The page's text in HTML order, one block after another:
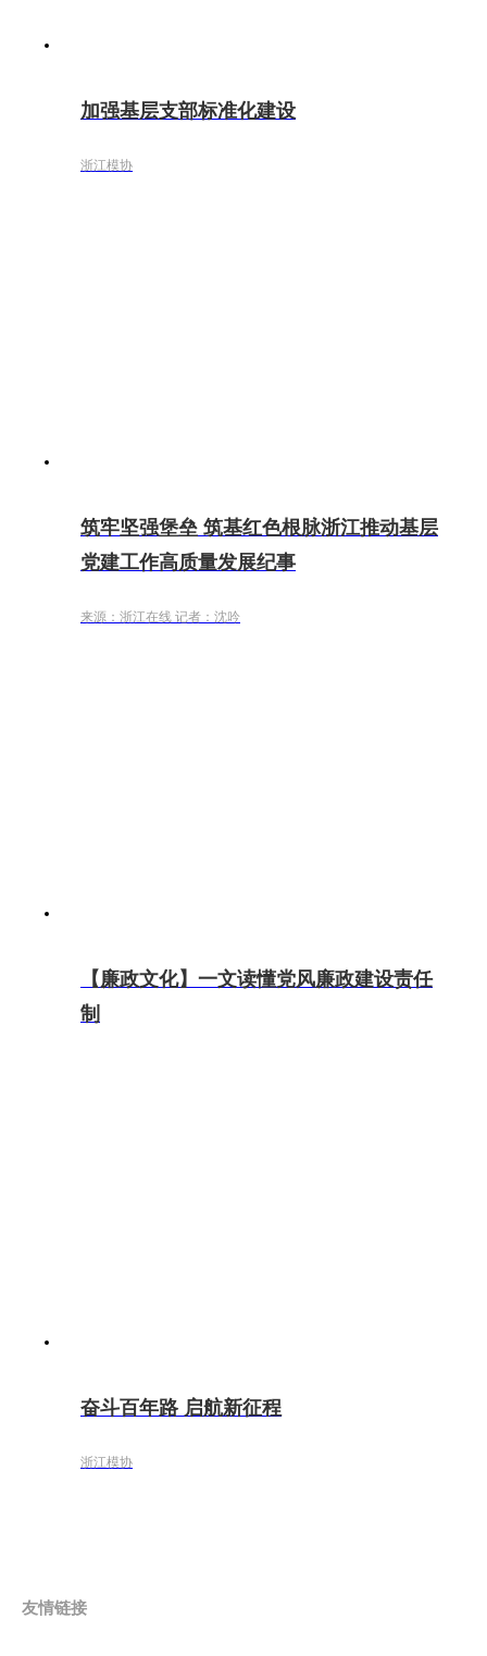
加强基层支部标准化建设
浙江模协
筑牢坚强堡垒 筑基红色根脉浙江推动基层
党建工作高质量发展纪事
来源：浙江在线 记者：沈吟
【廉政文化】一文读懂党风廉政建设责任
制
奋斗百年路 启航新征程
浙江模协
友情链接